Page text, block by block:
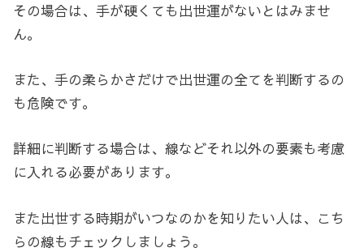
その場合は、手が硬くても出世運がないとはみませ
ん。
また、手の柔らかさだけで出世運の全てを判断するの
も危険です。
詳細に判断する場合は、線などそれ以外の要素も考慮
に入れる必要があります。
また出世する時期がいつなのかを知りたい人は、こち
らの線もチェックしましょう。